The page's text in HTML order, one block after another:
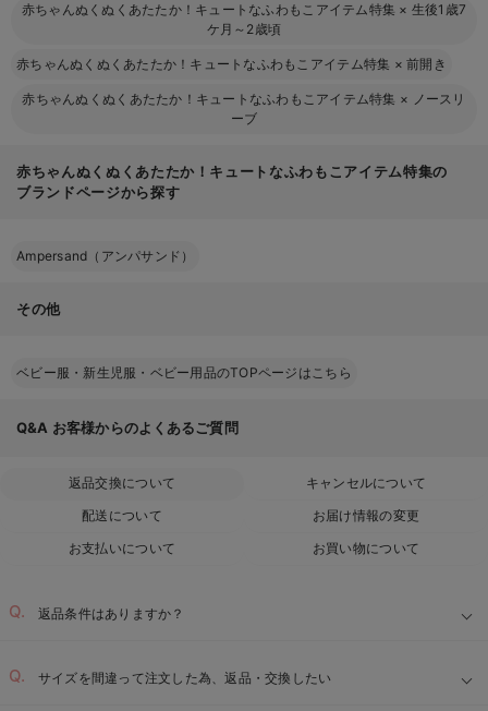
赤ちゃんぬくぬくあたたか！キュートなふわもこアイテム特集 × 生後1歳7
ケ月～2歳頃
赤ちゃんぬくぬくあたたか！キュートなふわもこアイテム特集 ×前開き
赤ちゃんぬくぬくあたたか！キュートなふわもこアイテム特集 × ノースリ
ーブ
赤ちゃんぬくぬくあたたか！キュートなふわもこアイテム特集の
ブランドページから探す
Ampersand（アンパサンド）
その他
ベビー服・新生児服・ベビー用品のTOPページはこちら
Q&A お客様からのよくあるご質問
返品交換について
キャンセルについて
配送について
お届け情報の変更
お支払いについて
お買い物について
返品条件はありますか？
サイズを間違って注文した為、返品・交換したい